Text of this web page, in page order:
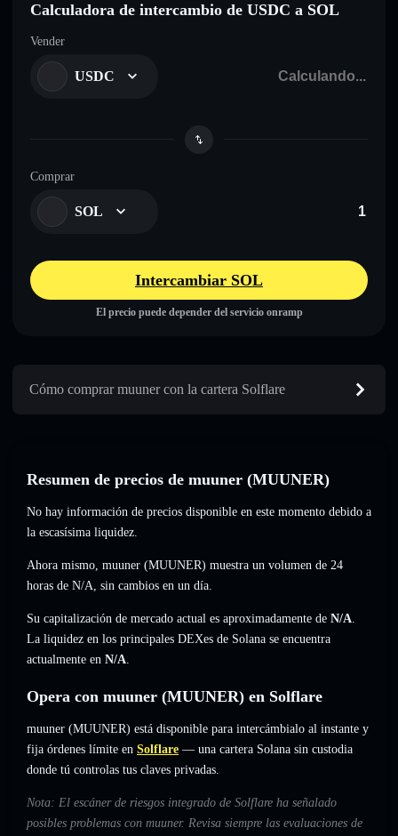
Calculadora de intercambio de USDC a SOL
Vender
USDC
Comprar
SOL
Intercambiar SOL
El precio puede depender del servicio onramp
Cómo comprar muuner con la cartera Solflare
Resumen de precios de muuner (MUUNER)
No hay información de precios disponible en este momento debido a
la escasísima liquidez.
Ahora mismo, muuner (MUUNER) muestra un volumen de 24
horas de N/A, sin cambios en un día.
Su capitalización de mercado actual es aproximadamente de N/A.
La liquidez en los principales DEXes de Solana se encuentra
actualmente en N/A.
Opera con muuner (MUUNER) en Solflare
muuner (MUUNER) está disponible para intercámbialo al instante y
fija órdenes límite en Solflare — una cartera Solana sin custodia
donde tú controlas tus claves privadas.
Nota: El escáner de riesgos integrado de Solflare ha señalado
posibles problemas con muuner. Revisa siempre las evaluaciones de